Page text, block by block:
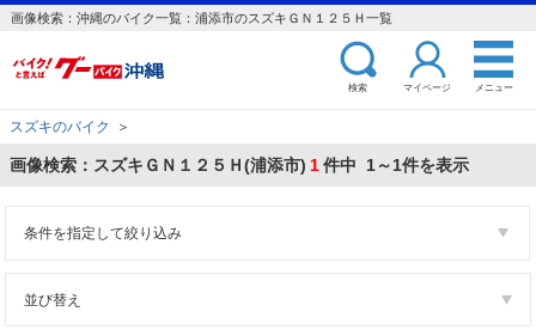
画像検索：沖縄のバイク一覧：浦添市のスズキＧＮ１２５Ｈ一覧
検索 マイページ メニュー
スズキのバイク ＞
画像検索：スズキＧＮ１２５Ｈ(浦添市) 1件中 1～1件を表示
条件を指定して絞り込み
並び替え